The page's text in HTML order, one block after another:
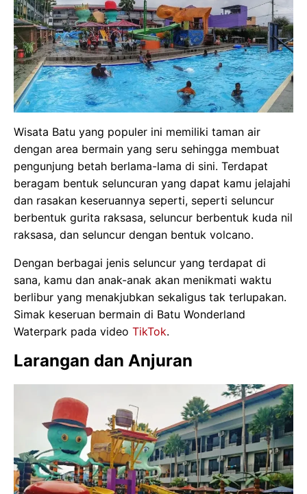
Wisata Batu yang populer ini memiliki taman air
dengan area bermain yang seru sehingga membuat
pengunjung betah berlama-lama di sini. Terdapat
beragam bentuk seluncuran yang dapat kamu jelajahi
dan rasakan keseruannya seperti, seperti seluncur
berbentuk gurita raksasa, seluncur berbentuk kuda nil
raksasa, dan seluncur dengan bentuk volcano.
Dengan berbagai jenis seluncur yang terdapat di
sana, kamu dan anak-anak akan menikmati waktu
berlibur yang menakjubkan sekaligus tak terlupakan.
Simak keseruan bermain di Batu Wonderland
Waterpark pada video TikTok.
Larangan dan Anjuran